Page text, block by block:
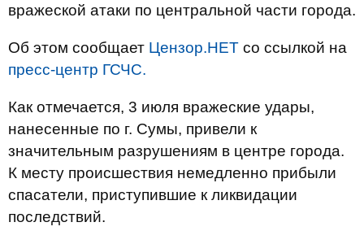
вражеской атаки по центральной части города.
Об этом сообщает Цензор.НЕТ со ссылкой на
пресс-центр ГСЧС.
Как отмечается, 3 июля вражеские удары,
нанесенные по г. Сумы, привели к
значительным разрушениям в центре города.
К месту происшествия немедленно прибыли
спасатели, приступившие к ликвидации
последствий.